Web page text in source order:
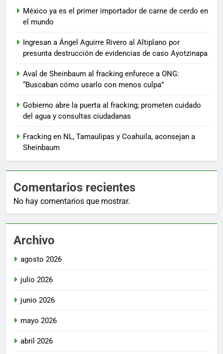
México ya es el primer importador de carne de cerdo en
el mundo
Ingresan a Ángel Aguirre Rivero al Altiplano por
presunta destrucción de evidencias de caso Ayotzinapa
Aval de Sheinbaum al fracking enfurece a ONG:
“Buscaban cómo usarlo con menos culpa”
Gobierno abre la puerta al fracking; prometen cuidado
del agua y consultas ciudadanas
Fracking en NL, Tamaulipas y Coahuila, aconsejan a
Sheinbaum
Comentarios recientes
No hay comentarios que mostrar.
Archivo
agosto 2026
julio 2026
junio 2026
mayo 2026
abril 2026